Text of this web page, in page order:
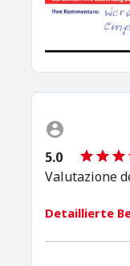
5.0
Valutazione
Detaillierte